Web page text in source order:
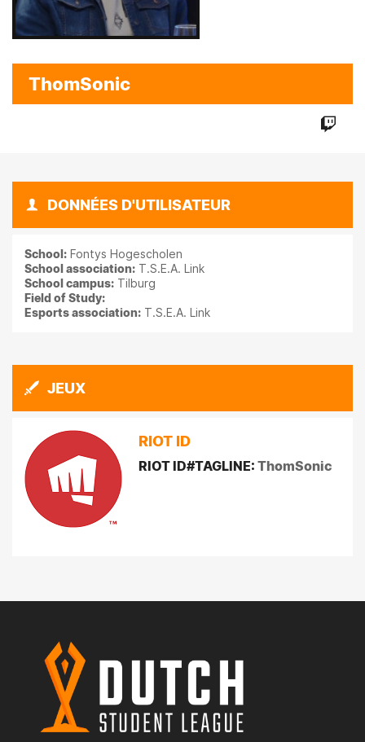
ThomSonic
DONNÉES D'UTILISATEUR
School: Fontys Hogescholen
School association: T.S.E.A. Link
School campus: Tilburg
Field of Study:
Esports association: T.S.E.A. Link
JEUX
RIOT ID
RIOT ID#TAGLINE: ThomSonic